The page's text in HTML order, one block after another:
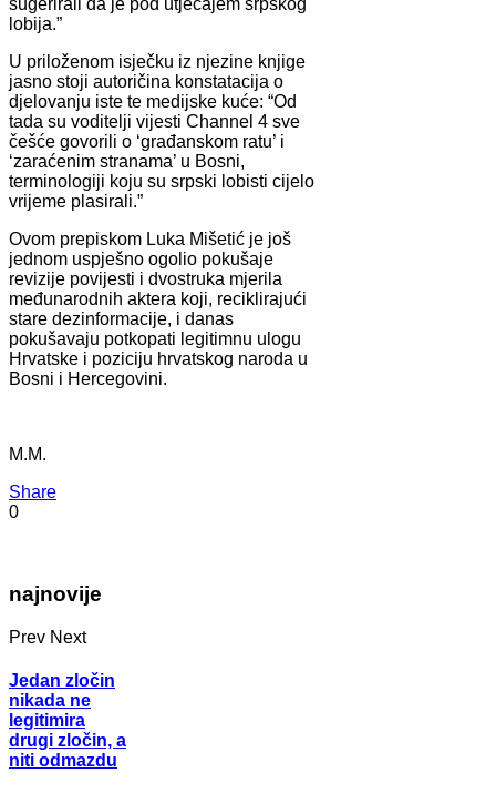
lobija.”
U priloženom isječku iz njezine knjige
jasno stoji autoričina konstatacija o
djelovanju iste te medijske kuće: “Od
tada su voditelji vijesti Channel 4 sve
češće govorili o ‘građanskom ratu’ i
‘zaraćenim stranama’ u Bosni,
terminologiji koju su srpski lobisti cijelo
vrijeme plasirali.”
Ovom prepiskom Luka Mišetić je još
jednom uspješno ogolio pokušaje
revizije povijesti i dvostruka mjerila
međunarodnih aktera koji, reciklirajući
stare dezinformacije, i danas
pokušavaju potkopati legitimnu ulogu
Hrvatske i poziciju hrvatskog naroda u
Bosni i Hercegovini.
M.M.
Share
0
najnovije
Prev Next
Jedan zločin
nikada ne
legitimira
drugi zločin, a
niti odmazdu